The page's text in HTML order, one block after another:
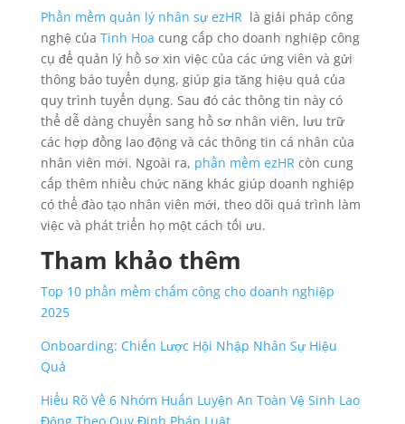
Phần mềm quản lý nhân sự ezHRlà giải pháp công
nghệ của Tinh Hoa cung cấp cho doanh nghiệp công
cụ để quản lý hồ sơ xin việc của các ứng viên và gửi
thông báo tuyển dụng, giúp gia tăng hiệu quả của
quy trình tuyển dụng. Sau đó các thông tin này có
thể dễ dàng chuyển sang hồ sơ nhân viên, lưu trữ
các hợp đồng lao động và các thông tin cá nhân của
nhân viên mới. Ngoài ra, phần mềm ezHRcòn cung
cấp thêm nhiều chức năng khác giúp doanh nghiệp
có thể đào tạo nhân viên mới, theo dõi quá trình làm
việc và phát triển họ một cách tối ưu.
Tham khảo thêm
Top 10 phần mềm chấm công cho doanh nghiệp
2025
Onboarding: Chiến Lược Hội Nhập Nhân Sự Hiệu
Quả
Hiểu Rõ Về 6 Nhóm Huấn Luyện An Toàn Vệ Sinh Lao